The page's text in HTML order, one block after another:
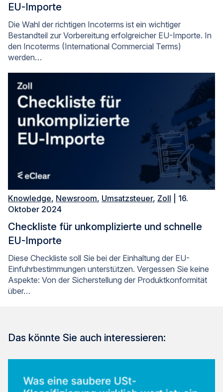
EU-Importe
Die Wahl der richtigen Incoterms ist ein wichtiger
Bestandteil zur Vorbereitung erfolgreicher EU-Importe. In
den Incoterms (International Commercial Terms)
werden…
Knowledge, Newsroom, Umsatzsteuer, Zoll | 16.
Oktober 2024
Checkliste für unkomplizierte und schnelle
EU-Importe
Diese Checkliste soll Sie bei der Einhaltung der EU-
Einfuhrbestimmungen unterstützen. Vergessen Sie keine
Aspekte: Von der Sicherstellung der Produktkonformität
über…
Das könnte Sie auch interessieren: